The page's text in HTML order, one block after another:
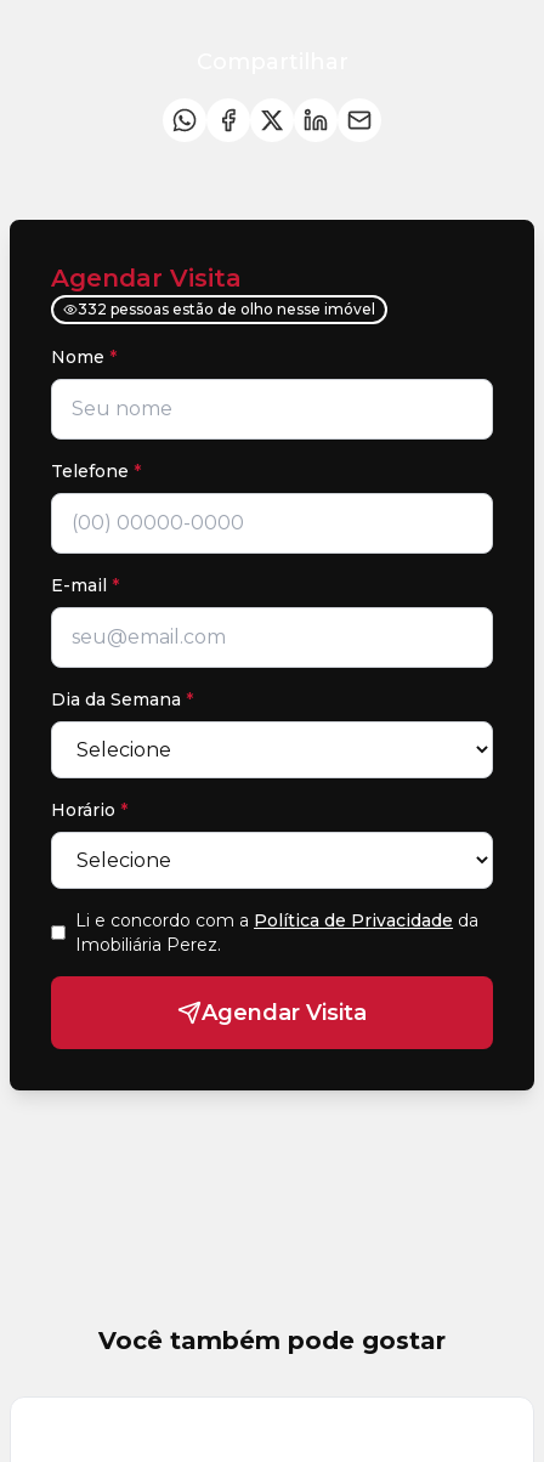
Agendar Visita
332 pessoas estão de olho nesse imóvel
Nome *
Telefone *
E-mail *
Dia da Semana *
Horário *
Li e concordo com a Política de Privacidade da
Imobiliária Perez.
Agendar Visita
Você também pode gostar